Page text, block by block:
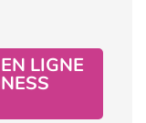
LIGNE